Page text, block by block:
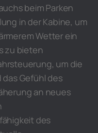
beim Parken
in der Kabine, um
Wetter ein
zu bieten
um die
Gefühl des
an neues
des